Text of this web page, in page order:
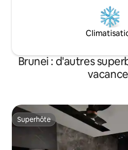
Brunei : d'autres
Superhôte
Superhôte